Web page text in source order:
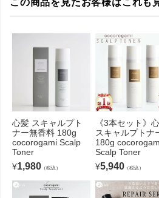
この商品を見たお客様はこれも
心髪 スキャルプト
ナー無香料 180g
cocorogami Scalp
Toner
¥1,980 （税込）
《3本セット》
スキャルプトナ
180g
Scalp Toner
¥5,940 （税込）